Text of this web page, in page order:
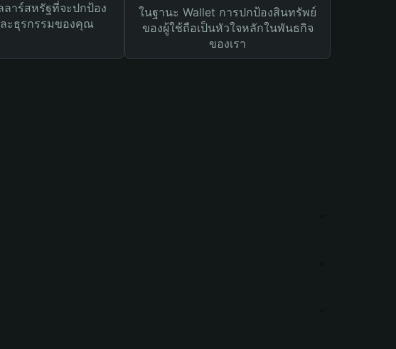
าร์สหรัฐที่จะปกป้อง
ะธุรกรรมของคุณ
ในฐานะ Wallet การปกป้องสินทรัพย์
ของผู้ใช้ถือเป็นหัวใจหลักในพันธกิจ
ของเรา